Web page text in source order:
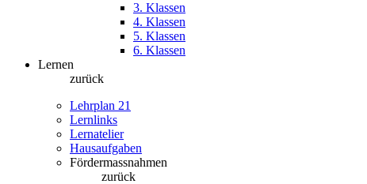
3. Klassen
4. Klassen
5. Klassen
6. Klassen
Lernen
zurück
Lehrplan 21
Lernlinks
Lernatelier
Hausaufgaben
Fördermassnahmen
zurück